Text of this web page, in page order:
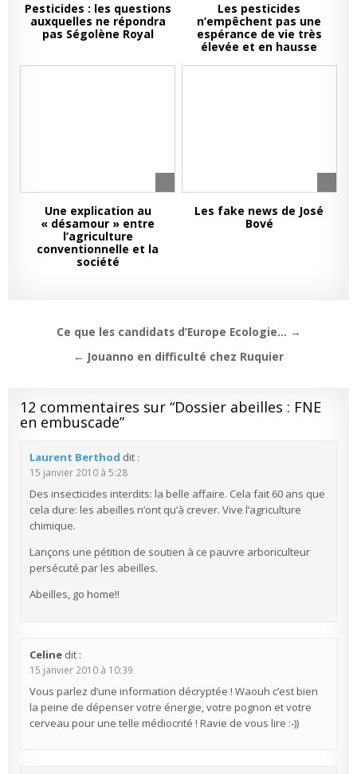
Pesticides : les questions
auxquelles ne répondra
pas Ségolène Royal
Les pesticides
n’empêchent pas une
espérance de vie très
élevée et en hausse
Une explication au
« désamour » entre
l’agriculture
conventionnelle et la
société
Les fake news de José
Bové
Navigation
Ce que les candidats d’Europe Ecologie… →
← Jouanno en difficulté chez Ruquier
12 commentaires sur “Dossier abeilles : FNE
en embuscade”
Laurent Berthod dit :
15 janvier 2010 à 5:28
Des insecticides interdits: la belle affaire. Cela fait 60 ans que
cela dure: les abeilles n’ont qu’à crever. Vive l’agriculture
chimique.
Lançons une pétition de soutien à ce pauvre arboriculteur
persécuté par les abeilles.
Abeilles, go home!!
Celine dit :
15 janvier 2010 à 10:39
Vous parlez d’une information décryptée ! Waouh c’est bien
la peine de dépenser votre énergie, votre pognon et votre
cerveau pour une telle médiocrité ! Ravie de vous lire :-))